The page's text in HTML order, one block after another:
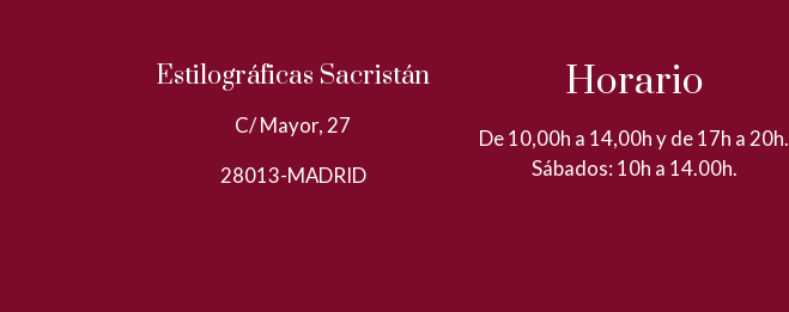
Estilográficas Sacristán
C/ Mayor, 27
28013-MADRID
Horario
De 10,00h a 14,00h y de 17h a 20h.
Sábados: 10h a 14.00h.